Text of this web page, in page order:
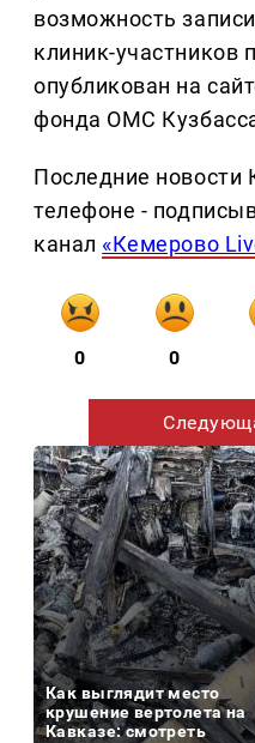
возможность
клиник-участников
опубликован на
фонда ОМС
Последние новости
телефоне -
канал «Кемерово
0 0
Как выглядит место
крушение вертолета на
Кавказе: смотреть